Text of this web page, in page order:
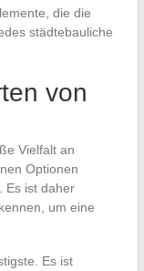
die die
städtebauliche
von
Vielfalt an
Optionen
Es ist daher
um eine
Es ist